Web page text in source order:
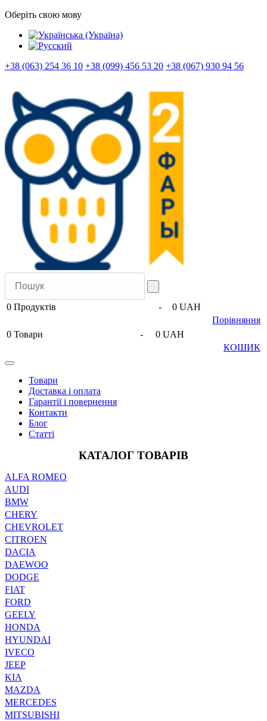
Оберіть свою мову
+38 (063) 254 36 10 +38 (099) 456 53 20 +38 (067) 930 94 56
0 Продуктів -
0 UAH
Порівняння
0 Товари -
0 UAH
КОШИК
Товари
Доставка і оплата
Гарантії і повернення
Контакти
Блог
Статті
КАТАЛОГ ТОВАРІВ
ALFA ROMEO
AUDI
BMW
CHERY
CHEVROLET
CITROEN
DACIA
DAEWOO
DODGE
FIAT
FORD
GEELY
HONDA
HYUNDAI
IVECO
JEEP
KIA
MAZDA
MERCEDES
MITSUBISHI